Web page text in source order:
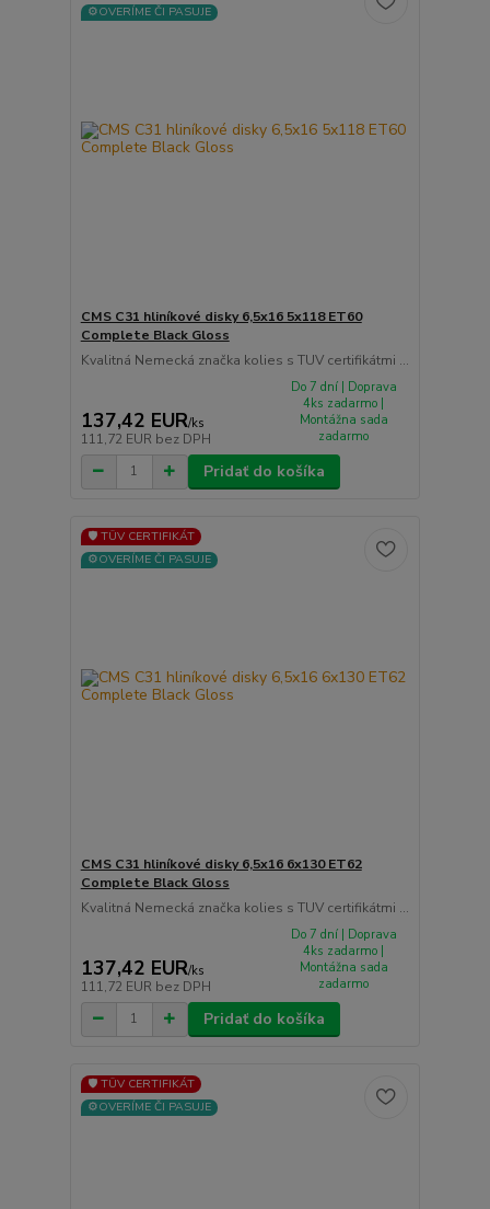
⚙️OVERÍME ČI PASUJE
CMS C31 hliníkové disky 6,5x16 5x118 ET60
Complete Black Gloss
Kvalitná Nemecká značka kolies s TUV certifikátmi ...
137,42 EUR/ks
111,72 EUR bez DPH
Do 7 dní | Doprava
4ks zadarmo |
Montážna sada
zadarmo
Pridať do košíka
🛡️ TÜV CERTIFIKÁT
⚙️OVERÍME ČI PASUJE
CMS C31 hliníkové disky 6,5x16 6x130 ET62
Complete Black Gloss
Kvalitná Nemecká značka kolies s TUV certifikátmi ...
137,42 EUR/ks
111,72 EUR bez DPH
Do 7 dní | Doprava
4ks zadarmo |
Montážna sada
zadarmo
Pridať do košíka
🛡️ TÜV CERTIFIKÁT
⚙️OVERÍME ČI PASUJE